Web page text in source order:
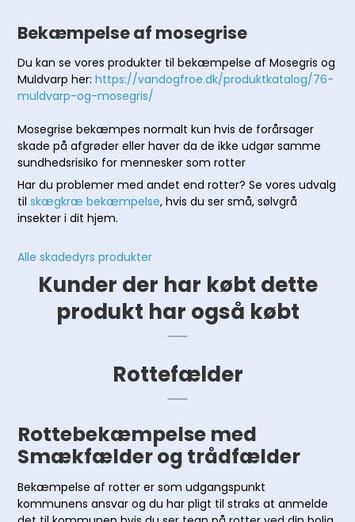
Bekæmpelse af mosegrise
Du kan se vores produkter til bekæmpelse af Mosegris og
Muldvarp her:https://vandogfroe.dk/produktkatalog/76-
muldvarp-og-mosegris/
Mosegrise bekæmpes normalt kun hvis de forårsager
skade på afgrøder eller haver da de ikke udgør samme
sundhedsrisiko for mennesker som rotter
Har du problemer med andet end rotter? Se vores udvalg
tilskægkræ bekæmpelse, hvis du ser små, sølvgrå
insekter i dit hjem.
Alle skadedyrs produkter
Kunder der har købt dette
produkt har også købt
Rottefælder
Rottebekæmpelse med
Smækfælder og trådfælder
Bekæmpelse af rotter er som udgangspunkt
kommunens ansvar og du har pligt til straks at anmelde